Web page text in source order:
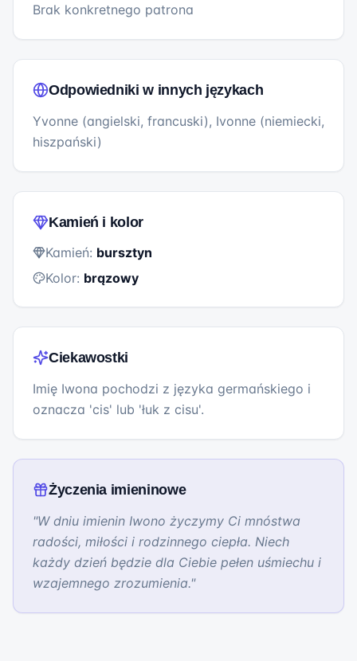
Brak konkretnego patrona
Odpowiedniki w innych językach
Yvonne (angielski, francuski), Ivonne (niemiecki,
hiszpański)
Kamień i kolor
Kamień: bursztyn
Kolor: brązowy
Ciekawostki
Imię Iwona pochodzi z języka germańskiego i
oznacza 'cis' lub 'łuk z cisu'.
Życzenia imieninowe
"W dniu imienin Iwono życzymy Ci mnóstwa
radości, miłości i rodzinnego ciepła. Niech
każdy dzień będzie dla Ciebie pełen uśmiechu i
wzajemnego zrozumienia."